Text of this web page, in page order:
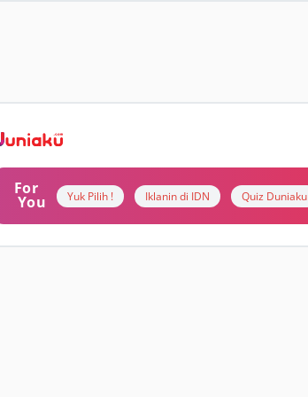
For
You Yuk Pilih ! Iklanin di IDN Quiz Duniaku